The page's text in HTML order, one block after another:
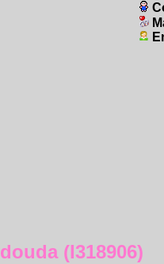
(I318906)